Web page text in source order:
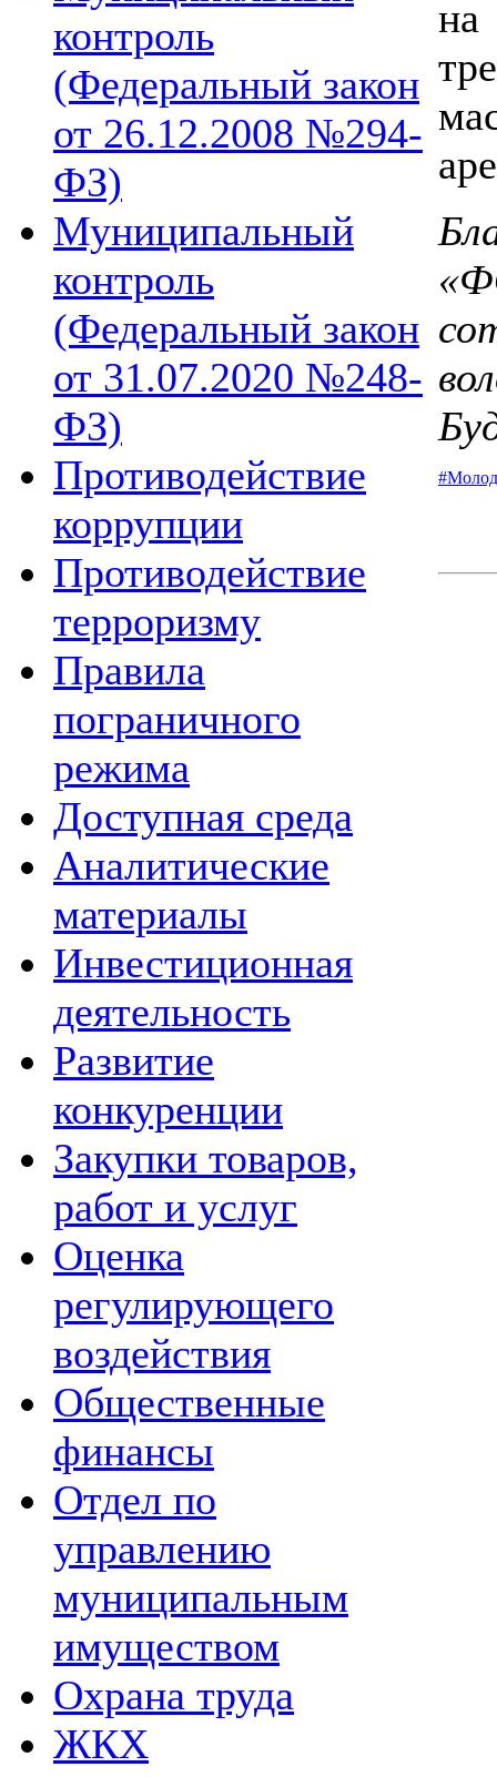
контроль
(Федеральный закон
от 26.12.2008 №294-
ФЗ)
Муниципальный
контроль
(Федеральный закон
от 31.07.2020 №248-
ФЗ)
Противодействие
коррупции
Противодействие
терроризму
Правила
пограничного
режима
Доступная среда
Аналитические
материалы
Инвестиционная
деятельность
Развитие
конкуренции
Закупки товаров,
работ и услуг
Оценка
регулирующего
воздействия
Общественные
финансы
Отдел по
управлению
муниципальным
имуществом
Охрана труда
ЖКХ